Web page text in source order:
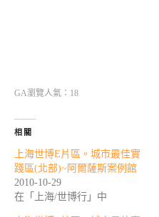
GA瀏覽人氣：18
相關
上海世博E片區。城市最佳實
踐區(北部)~阿爾薩斯案例館
2010-10-29
在「上海/世博行」中